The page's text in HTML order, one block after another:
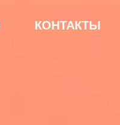
КОНТАКТЫ